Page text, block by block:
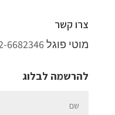
צרו קשר
מוטי פוגל6682346
להרשמה לבלוג